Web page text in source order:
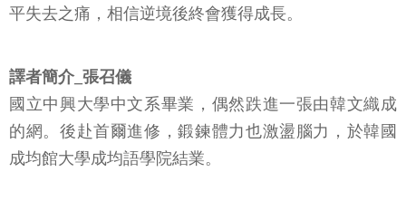
平失去之痛，相信逆境後終會獲得成長。
譯者簡介_張召儀
國立中興大學中文系畢業，偶然跌進一張由韓文織成
的網。後赴首爾進修，鍛鍊體力也激盪腦力，於韓國
成均館大學成均語學院結業。